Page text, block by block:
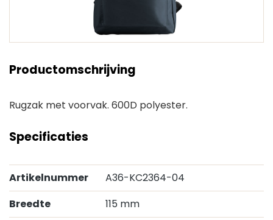
Productomschrijving
Rugzak met voorvak. 600D polyester.
Specificaties
Artikelnummer
A36-KC2364-04
Breedte
115 mm